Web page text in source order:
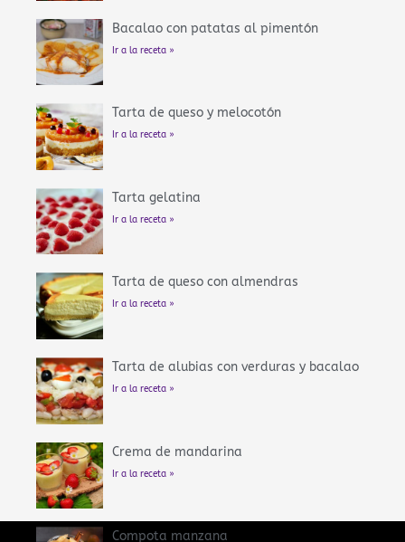
Bacalao con patatas al pimentón
Ir a la receta »
Tarta de queso y melocotón
Ir a la receta »
Tarta gelatina
Ir a la receta »
Tarta de queso con almendras
Ir a la receta »
Tarta de alubias con verduras y bacalao
Ir a la receta »
Crema de mandarina
Ir a la receta »
Compota manzana